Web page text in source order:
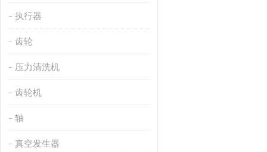
执行器
齿轮
压力清洗机
齿轮机
轴
真空发生器